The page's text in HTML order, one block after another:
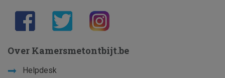
Over Kamersmetontbijt.be
Helpdesk